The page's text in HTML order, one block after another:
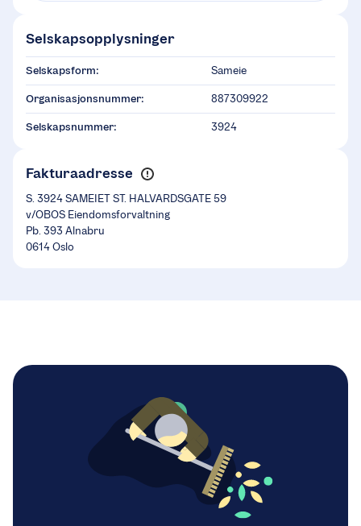
Selskapsopplysninger
Selskapsform: Sameie
Organisasjonsnummer: 887309922
Selskapsnummer: 3924
Fakturaadresse
S. 3924 SAMEIET ST. HALVARDSGATE 59
v/OBOS Eiendomsforvaltning
Pb. 393 Alnabru
0614 Oslo